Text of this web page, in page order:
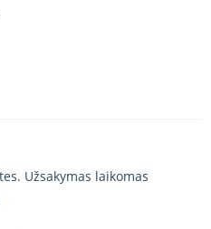
Užsakymas laikomas